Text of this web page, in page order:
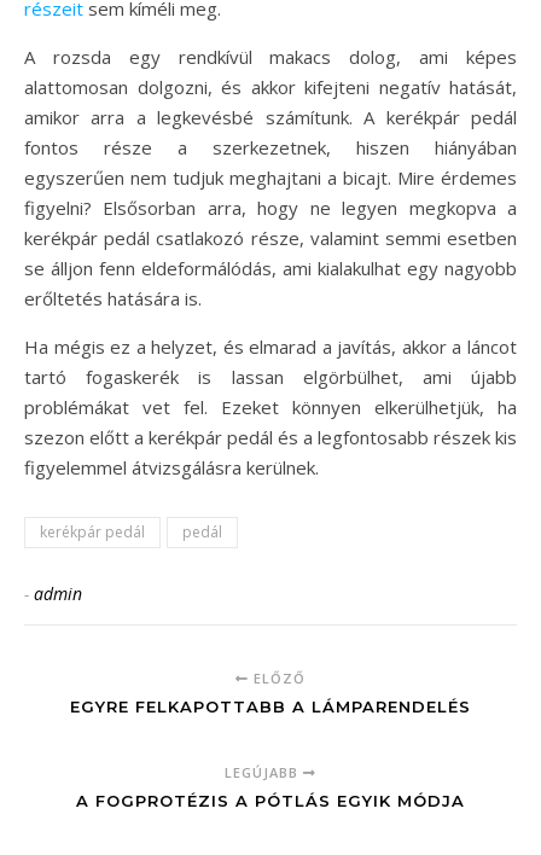
részeit sem kíméli meg.
A rozsda egy rendkívül makacs dolog, ami képes
alattomosan dolgozni, és akkor kifejteni negatív hatását,
amikor arra a legkevésbé számítunk. A kerékpár pedál
fontos része a szerkezetnek, hiszen hiányában
egyszerűen nem tudjuk meghajtani a bicajt. Mire érdemes
figyelni? Elsősorban arra, hogy ne legyen megkopva a
kerékpár pedál csatlakozó része, valamint semmi esetben
se álljon fenn eldeformálódás, ami kialakulhat egy nagyobb
erőltetés hatására is.
Ha mégis ez a helyzet, és elmarad a javítás, akkor a láncot
tartó fogaskerék is lassan elgörbülhet, ami újabb
problémákat vet fel. Ezeket könnyen elkerülhetjük, ha
szezon előtt a kerékpár pedál és a legfontosabb részek kis
figyelemmel átvizsgálásra kerülnek.
kerékpár pedál pedál
- admin
ELŐZŐ
EGYRE FELKAPOTTABB A LÁMPARENDELÉS
LEGÚJABB
A FOGPROTÉZIS A PÓTLÁS EGYIK MÓDJA